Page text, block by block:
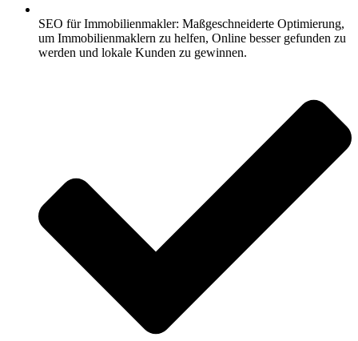
SEO für Immobilienmakler: Maßgeschneiderte Optimierung,
um Immobilienmaklern zu helfen, Online besser gefunden zu
werden und lokale Kunden zu gewinnen.